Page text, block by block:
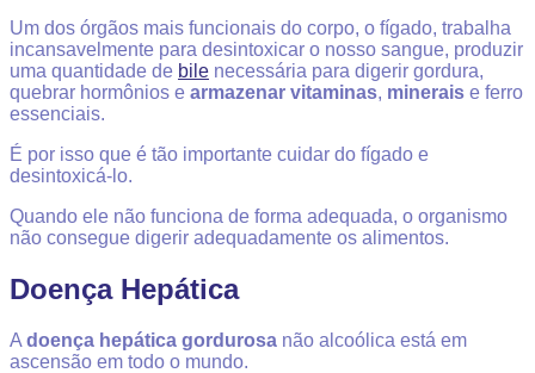
Um dos órgãos mais funcionais do corpo, o fígado, trabalha
incansavelmente para desintoxicar o nosso sangue, produzir
uma quantidade de bile necessária para digerir gordura,
quebrar hormônios e armazenar vitaminas, minerais e ferro
essenciais.
É por isso que é tão importante cuidar do fígado e
desintoxicá-lo.
Quando ele não funciona de forma adequada, o organismo
não consegue digerir adequadamente os alimentos.
Doença Hepática
A doença hepática gordurosa não alcoólica está em
ascensão em todo o mundo.